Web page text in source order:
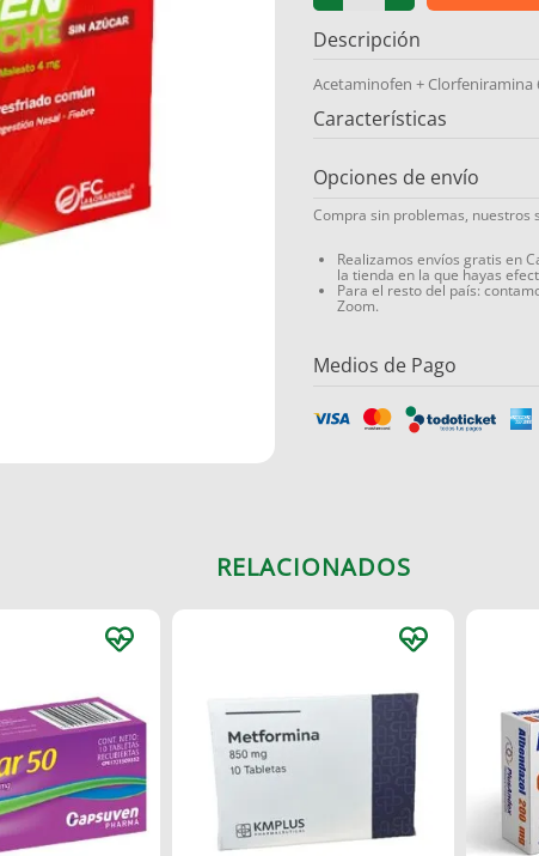
Descripción
Acetaminofen + Clorfeniramina
Características
Opciones de envío
Compra sin problemas, nuestros
Realizamos envíos gratis en
la tienda en la que hayas
Para el resto del país:
Zoom.
Medios de Pago
RELACIONADOS
compresión